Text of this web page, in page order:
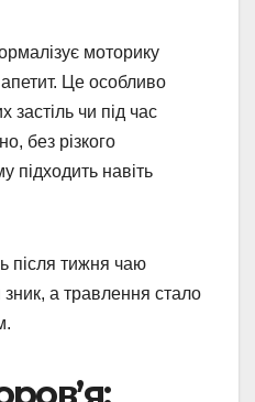
моторику
Це особливо
застіль чи під час
без різкого
підходить навіть
після тижня чаю
а травлення стало